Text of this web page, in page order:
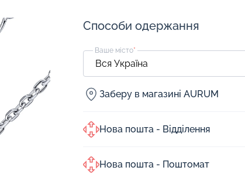
Способи одержання
Ваше місто*
Заберу в магазині AURUM
Нова пошта - Відділення
Нова пошта - Поштомат